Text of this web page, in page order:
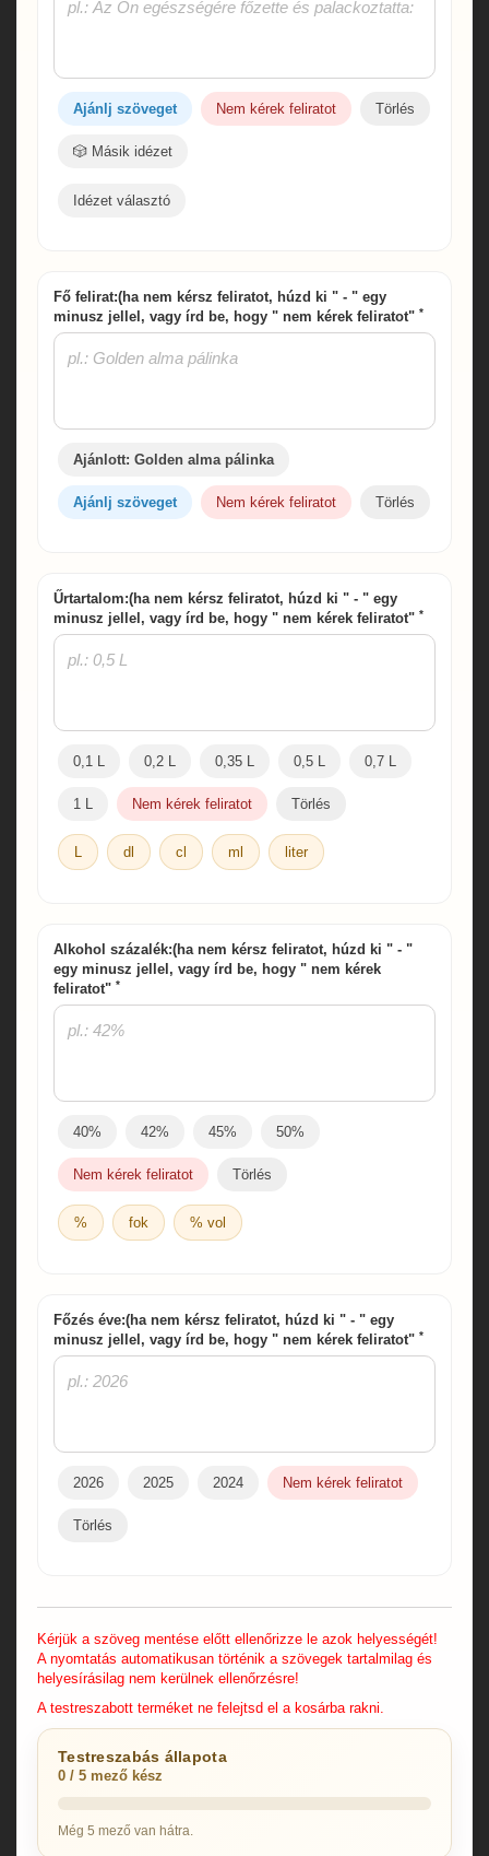
Ajánlj szöveget Nem kérek feliratot Törlés
🎲 Másik idézet
Idézet választó
Fő felirat:(ha nem kérsz feliratot, húzd ki " - " egy
minusz jellel, vagy írd be, hogy " nem kérek feliratot" *
Ajánlott: Golden alma pálinka
Ajánlj szöveget Nem kérek feliratot Törlés
Űrtartalom:(ha nem kérsz feliratot, húzd ki " - " egy
minusz jellel, vagy írd be, hogy " nem kérek feliratot" *
0,1 L 0,2 L 0,35 L 0,5 L 0,7 L
1 L Nem kérek feliratot Törlés
L dl cl ml liter
Alkohol százalék:(ha nem kérsz feliratot, húzd ki " - "
egy minusz jellel, vagy írd be, hogy " nem kérek
feliratot" *
40% 42% 45% 50%
Nem kérek feliratot Törlés
% fok % vol
Főzés éve:(ha nem kérsz feliratot, húzd ki " - " egy
minusz jellel, vagy írd be, hogy " nem kérek feliratot" *
2026 2025 2024 Nem kérek feliratot
Törlés
Kérjük a szöveg mentése előtt ellenőrizze le azok helyességét!
A nyomtatás automatikusan történik a szövegek tartalmilag és
helyesírásilag nem kerülnek ellenőrzésre!
A testreszabott terméket ne felejtsd el a kosárba rakni.
Testreszabás állapota
0 / 5 mező kész
Még 5 mező van hátra.